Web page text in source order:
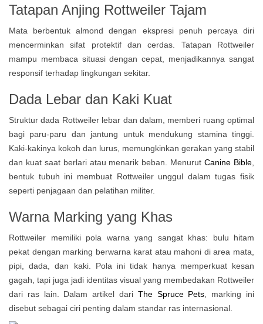
Tatapan Anjing Rottweiler Tajam
Mata berbentuk almond dengan ekspresi penuh percaya diri
mencerminkan sifat protektif dan cerdas. Tatapan Rottweiler
mampu membaca situasi dengan cepat, menjadikannya sangat
responsif terhadap lingkungan sekitar.
Dada Lebar dan Kaki Kuat
Struktur dada Rottweiler lebar dan dalam, memberi ruang optimal
bagi paru-paru dan jantung untuk mendukung stamina tinggi.
Kaki-kakinya kokoh dan lurus, memungkinkan gerakan yang stabil
dan kuat saat berlari atau menarik beban. Menurut Canine Bible
bentuk tubuh ini membuat Rottweiler unggul dalam tugas fisik
seperti penjagaan dan pelatihan militer.
Warna Marking yang Khas
Rottweiler memiliki pola warna yang sangat khas: bulu hitam
pekat dengan marking berwarna karat atau mahoni di area mata,
pipi, dada, dan kaki. Pola ini tidak hanya memperkuat kesan
gagah, tapi juga jadi identitas visual yang membedakan Rottweiler
dari ras lain. Dalam artikel dari The Spruce Pets , marking ini
disebut sebagai ciri penting dalam standar ras internasional.